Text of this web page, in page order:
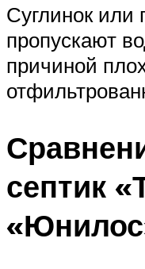
Суглинок или
пропускают
причиной
септик